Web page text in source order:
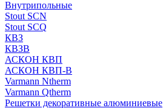
Внутрипольные
Stout SCN
Stout SCQ
КВЗ
КВЗВ
АСКОН КВП
АСКОН КВП-В
Varmann Ntherm
Varmann Qtherm
Решетки декоративные алюминиевые